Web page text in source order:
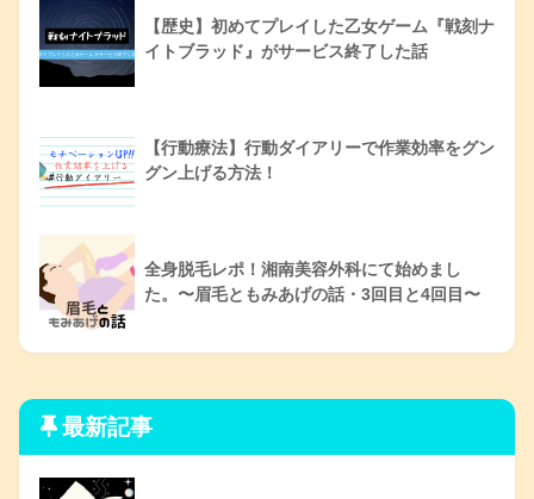
【歴史】初めてプレイした乙女ゲーム『戦刻ナ
イトブラッド』がサービス終了した話
【行動療法】行動ダイアリーで作業効率をグン
グン上げる方法！
全身脱毛レポ！湘南美容外科にて始めまし
た。〜眉毛ともみあげの話・3回目と4回目〜
最新記事